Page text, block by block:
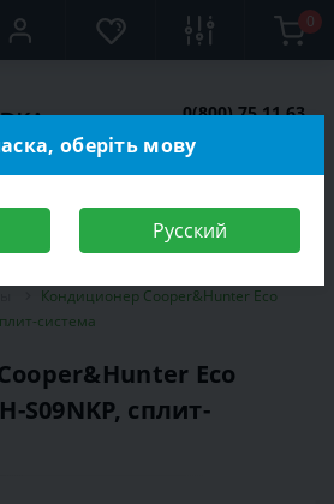
0
0(800) 75 11 63
Кондиционер Cooper&Hunter Eco
система
Eco
S09NKP, сплит-
оберіть мову
Русский